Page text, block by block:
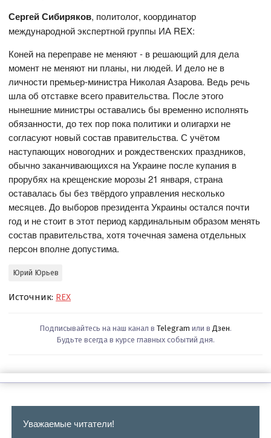
Сергей Сибиряков, политолог, координатор
международной экспертной группы ИА REX:
Коней на переправе не меняют - в решающий для дела
момент не меняют ни планы, ни людей. И дело не в
личности премьер-министра Николая Азарова. Ведь речь
шла об отставке всего правительства. После этого
нынешние министры оставались бы временно исполнять
обязанности, до тех пор пока политики и олигархи не
согласуют новый состав правительства. С учётом
наступающих новогодних и рождественских праздников,
обычно заканчивающихся на Украине после купания в
прорубях на крещенские морозы 21 января, страна
оставалась бы без твёрдого управления несколько
месяцев. До выборов президента Украины остался почти
год и не стоит в этот период кардинальным образом менять
состав правительства, хотя точечная замена отдельных
персон вполне допустима.
Юрий Юрьев
Источник: REX
Подписывайтесь на наш канал в Telegram или в Дзен.
Будьте всегда в курсе главных событий дня.
Уважаемые читатели!